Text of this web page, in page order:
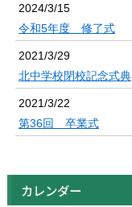
2024/3/15
令和5年度 修了式
2021/3/29
北中学校閉校記念式典
2021/3/22
第36回 卒業式
カレンダー